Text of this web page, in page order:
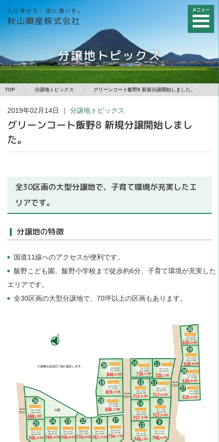
人に幸せを、街に潤いを。
秋山興産株式会社
メニュー
分譲地トピックス
TOP 分譲地トピックス グリーンコート飯野8 新規分譲開始しました。
2019年02月14日 ｜ 分譲地トピックス
グリーンコート飯野8 新規分譲開始しまし
た。
全30区画の大型分譲地で、子育て環境が充実したエ
リアです。
分譲地の特徴
国道11線へのアクセスが便利です。
飯野こども園、飯野小学校まで徒歩約6分、子育て環境が充実した
エリアです。
全30区画の大型分譲地で、70坪以上の区画もあります。